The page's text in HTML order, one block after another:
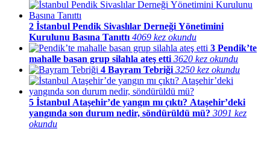
2 İstanbul Pendik Sivaslılar Derneği Yönetimini
Kurulunu Basına Tanıttı 4069 kez okundu
3 Pendik’te
mahalle basan grup silahla ateş etti 3620 kez okundu
4 Bayram Tebriği 3250 kez okundu
5 İstanbul Ataşehir’de yangın mı çıktı? Ataşehir’deki
yangında son durum nedir, söndürüldü mü? 3091 kez
okundu